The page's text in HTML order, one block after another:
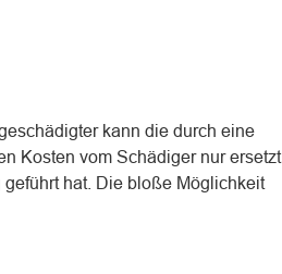
kann die durch eine
Kosten vom Schädiger nur ersetzt
hat. Die bloße Möglichkeit